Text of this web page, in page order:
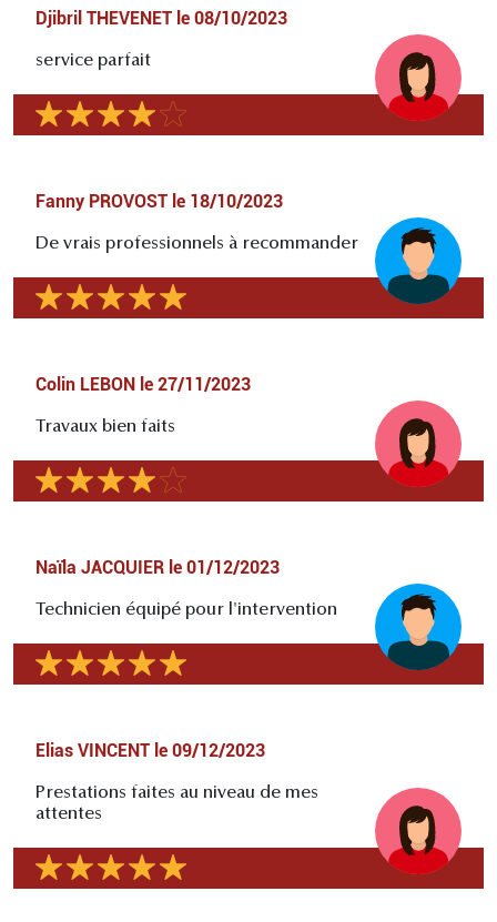
Djibril THEVENET le 08/10/2023
service parfait
Fanny PROVOST le 18/10/2023
De vrais professionnels à recommander
Colin LEBON le 27/11/2023
Travaux bien faits
Naïla JACQUIER le 01/12/2023
Technicien équipé pour l'intervention
Elias VINCENT le 09/12/2023
Prestations faites au niveau de mes
attentes